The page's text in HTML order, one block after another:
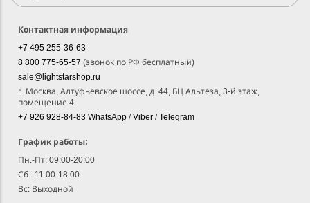
Контактная информация
+7 495 255-36-63
8 800 775-65-57 (звонок по РФ бесплатный)
sale@lightstarshop.ru
г. Москва, Алтуфьевское шоссе, д. 44, БЦ Альтеза, 3-й этаж,
помещение 4
+7 926 928-84-83 WhatsApp /Viber /Telegram
График работы:
Пн.-Пт: 09:00-20:00
Сб.: 11:00-18:00
Вс: Выходной